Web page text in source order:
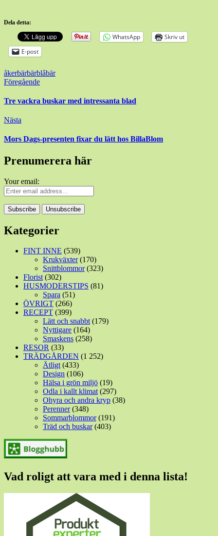
Dela detta:
WhatsApp
Skriv ut
E-post
åkerbärbärblåbär
Inläggsnavigering
Föregående
Tre vackra buskar med intressanta blad
Nästa
Mors Dags-presenten fixar du lätt hos BillaBlom
Prenumerera här
Your email:
Kategorier
FINT INNE (539)
Krukväxter(170)
Snittblommor(323)
Florist(302)
HUSMODERSTIPS (81)
Spara (51)
ÖVRIGT (266)
RECEPT (399)
Lätt och snabbt(179)
Nyttigare (164)
Smaskens (258)
RESOR (33)
TRÄDGÅRDEN (1 252)
Ätligt(433)
Design (106)
Hälsa i grön miljö (19)
Odla i kallt klimat(297)
Ohyra och andra kryp (38)
Perenner(348)
Sommarblommor(191)
Träd och buskar(403)
Vad roligt att vara med i denna lista!